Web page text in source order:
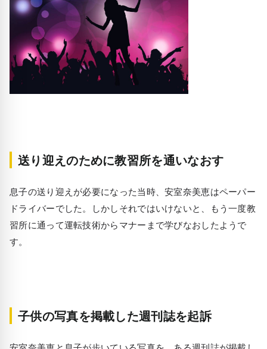
送り迎えのために教習所を通いなおす
息子の送り迎えが必要になった当時、安室奈美恵はペーパー
ドライバーでした。しかしそれではいけないと、もう一度教
習所に通って運転技術からマナーまで学びなおしたようで
す。
子供の写真を掲載した週刊誌を起訴
安室奈美恵と息子が歩いている写真を、ある週刊誌が掲載し